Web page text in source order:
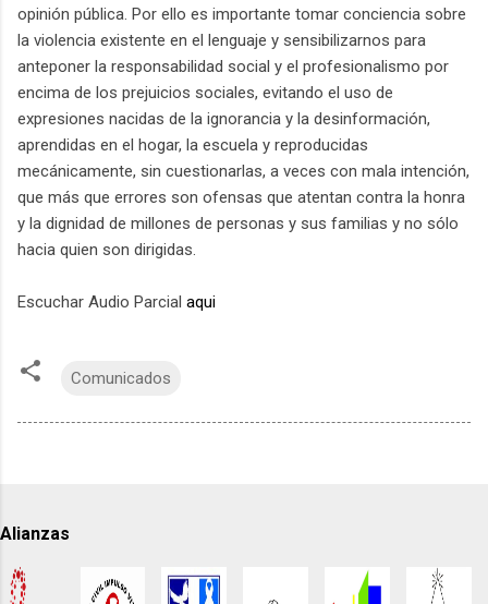
opinión pública. Por ello es importante tomar conciencia sobre
la violencia existente en el lenguaje y sensibilizarnos para
anteponer la responsabilidad social y el profesionalismo por
encima de los prejuicios sociales, evitando el uso de
expresiones nacidas de la ignorancia y la desinformación,
aprendidas en el hogar, la escuela y reproducidas
mecánicamente, sin cuestionarlas, a veces con mala intención,
que más que errores son ofensas que atentan contra la honra
y la dignidad de millones de personas y sus familias y no sólo
hacia quien son dirigidas.
Escuchar Audio Parcial aqui
Comunicados
Alianzas